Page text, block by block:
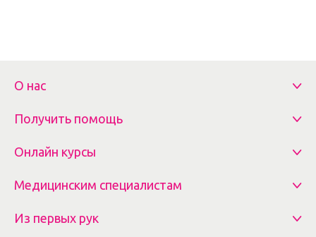
О нас
Получить помощь
Онлайн курсы
Медицинским специалистам
Из первых рук